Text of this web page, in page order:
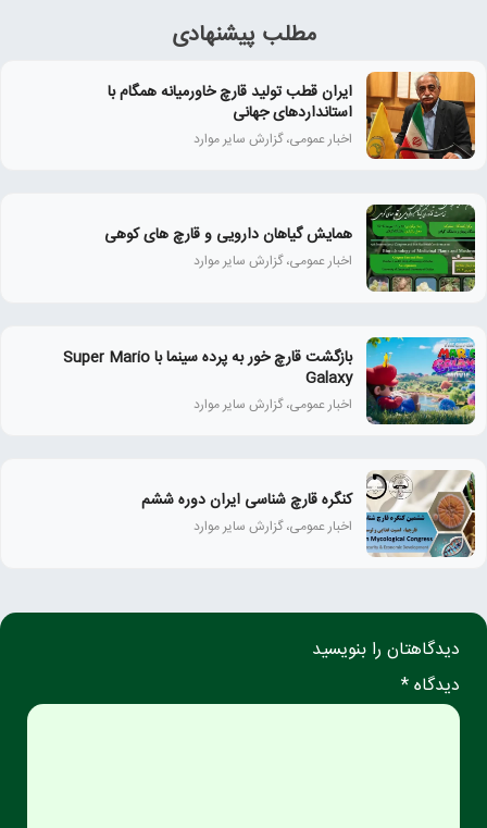
مطلب پیشنهادی
ایران قطب تولید قارچ خاورمیانه همگام با
استانداردهای جهانی
اخبار عمومی، گزارش سایر موارد
همايش گياهان دارويی و قارچ‌ های كوهی
اخبار عمومی، گزارش سایر موارد
بازگشت قارچ خور به پرده سینما با Super Mario
Galaxy
اخبار عمومی، گزارش سایر موارد
کنگره قارچ شناسی ایران دوره ششم
اخبار عمومی، گزارش سایر موارد
دیدگاهتان را بنویسید
دیدگاه *